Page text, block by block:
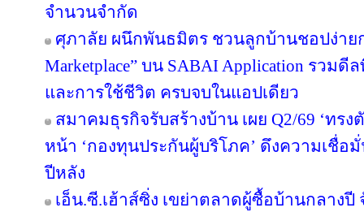
จำนวนจำกัด
ศุภาลัย ผนึกพันธมิตร ชวนลูกบ้านชอปง่ายก
Marketplace” บน SABAI Application รวม
และการใช้ชีวิต ครบจบในแอปเดียว
สมาคมธุรกิจรับสร้างบ้าน เผย Q2/69 ‘ทร
หน้า ‘กองทุนประกันผู้บริโภค’ ดึงความเชื่
ปีหลัง
เอ็น.ซี.เฮ้าส์ซิ่ง เขย่าตลาดผู้ซื้อบ้านกลาง